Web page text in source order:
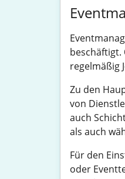
beschäftigt.
regelmäßig
Zu den
von
auch
als auch
Für den
oder